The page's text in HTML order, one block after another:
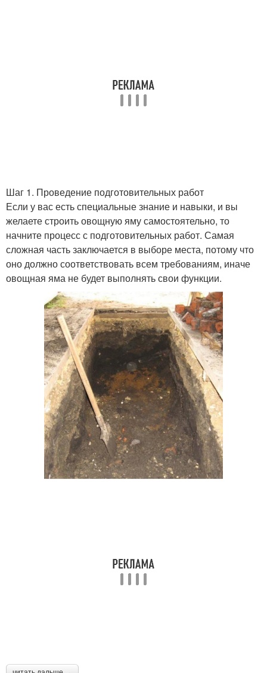
Шаг 1. Проведение подготовительных работ
Если у вас есть специальные знание и навыки, и вы
желаете строить овощную яму самостоятельно, то
начните процесс с подготовительных работ. Самая
сложная часть заключается в выборе места, потому что
оно должно соответствовать всем требованиям, иначе
овощная яма не будет выполнять свои функции.